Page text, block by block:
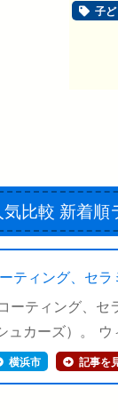
子
比較 新着順
ティング、セ
ーティング、
ュカーズ）。 ウ
横浜市 記事を